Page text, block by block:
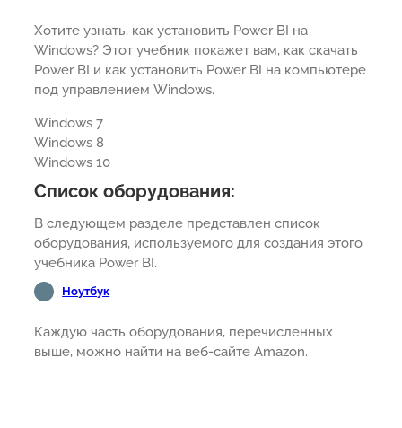
Хотите узнать, как установить Power BI на
Windows? Этот учебник покажет вам, как скачать
Power BI и как установить Power BI на компьютере
под управлением Windows.
Windows 7
Windows 8
Windows 10
Список оборудования:
В следующем разделе представлен список
оборудования, используемого для создания этого
учебника Power BI.
Ноутбук
Каждую часть оборудования, перечисленных
выше, можно найти на веб-сайте Amazon.